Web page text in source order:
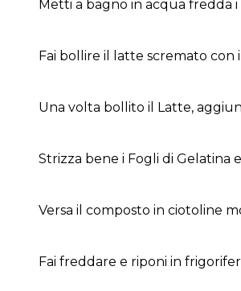
Metti a bagno in acqua fredda
Fai bollire il latte scremato con
Una volta bollito il Latte,
Strizza bene i Fogli di Gelatina
Versa il composto in ciotoline
Fai freddare e riponi in